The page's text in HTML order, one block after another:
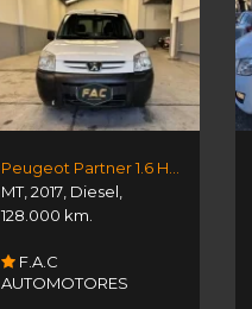
Peugeot Partner 1.6 Hdi Furgon
MT,2017, Diesel,
128.000 km.
F.A.C
AUTOMOTORES